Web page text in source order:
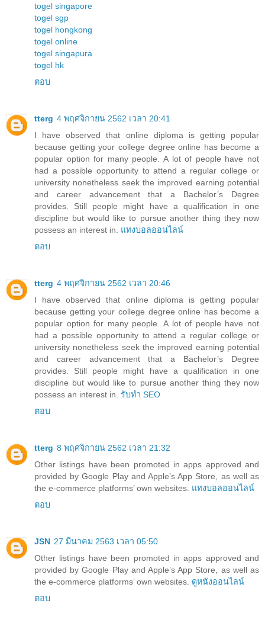
togel singapore
togel sgp
togel hongkong
togel online
togel singapura
togel hk
ตอบ
tterg 4 พฤศจิกายน 2562 เวลา 20:41
I have observed that online diploma is getting popular
because getting your college degree online has become a
popular option for many people. A lot of people have not
had a possible opportunity to attend a regular college or
university nonetheless seek the improved earning potential
and career advancement that a Bachelor’s Degree
provides. Still people might have a qualification in one
discipline but would like to pursue another thing they now
possess an interest in. แทงบอลออนไลน์
ตอบ
tterg 4 พฤศจิกายน 2562 เวลา 20:46
I have observed that online diploma is getting popular
because getting your college degree online has become a
popular option for many people. A lot of people have not
had a possible opportunity to attend a regular college or
university nonetheless seek the improved earning potential
and career advancement that a Bachelor’s Degree
provides. Still people might have a qualification in one
discipline but would like to pursue another thing they now
possess an interest in. รับทำ SEO
ตอบ
tterg 8 พฤศจิกายน 2562 เวลา 21:32
Other listings have been promoted in apps approved and
provided by Google Play and Apple’s App Store, as well as
the e-commerce platforms’ own websites. แทงบอลออนไลน์
ตอบ
JSN 27 มีนาคม 2563 เวลา 05:50
Other listings have been promoted in apps approved and
provided by Google Play and Apple’s App Store, as well as
the e-commerce platforms’ own websites. ดูหนังออนไลน์
ตอบ